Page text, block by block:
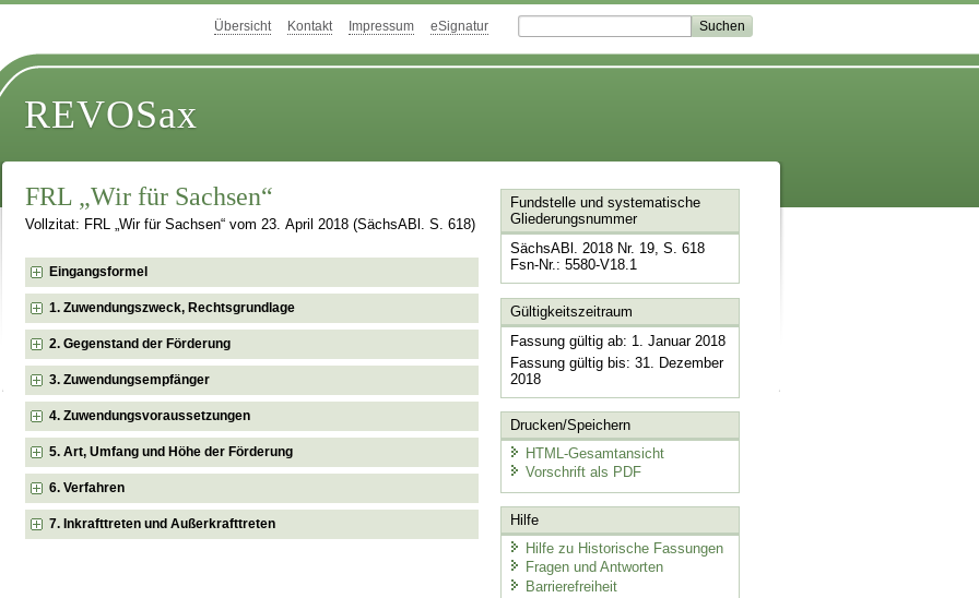
Übersicht Kontakt Impressum eSignatur
REVOSax
FRL „Wir für Sachsen“
Vollzitat: FRL „Wir für Sachsen“ vom 23. April 2018 (SächsABl. S. 618)
Eingangsformel
1. Zuwendungszweck, Rechtsgrundlage
2. Gegenstand der Förderung
3. Zuwendungsempfänger
4. Zuwendungsvoraussetzungen
5. Art, Umfang und Höhe der Förderung
6. Verfahren
7. Inkrafttreten und Außerkrafttreten
Fundstelle und systematische
Gliederungsnummer
SächsABl. 2018 Nr. 19, S. 618
Fsn-Nr.: 5580-V18.1
Gültigkeitszeitraum
Fassung gültig ab: 1. Januar 2018
Fassung gültig bis: 31. Dezember
2018
Drucken/Speichern
HTML-Gesamtansicht
Vorschrift als PDF
Hilfe
Hilfe zu Historische Fassungen
Fragen und Antworten
Barrierefreiheit